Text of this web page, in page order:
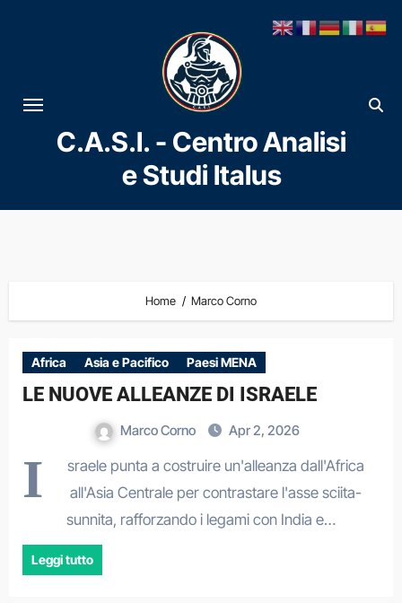
al
contenuto
C.A.S.I. - Centro Analisi
e Studi Italus
Home Marco Corno
Africa Asia e Pacifico Paesi MENA
LE NUOVE ALLEANZE DI ISRAELE
Marco Corno Apr 2, 2026
I
sraele punta a costruire un'alleanza dall'Africa
all'Asia Centrale per contrastare l'asse sciita-
sunnita, rafforzando i legami con India e…
Leggi tutto